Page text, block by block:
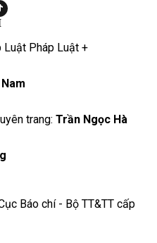
Luật Pháp Luật +
trang: Trần Ngọc Hà
Báo chí - Bộ TT&TT cấp